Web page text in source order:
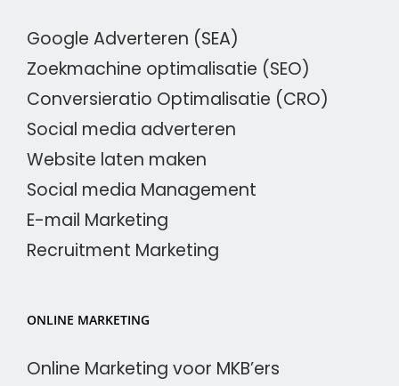
Google Adverteren (SEA)
Zoekmachine optimalisatie (SEO)
Conversieratio Optimalisatie (CRO)
Social media adverteren
Website laten maken
Social media Management
E-mail Marketing
Recruitment Marketing
ONLINE MARKETING
Online Marketing voor MKB’ers